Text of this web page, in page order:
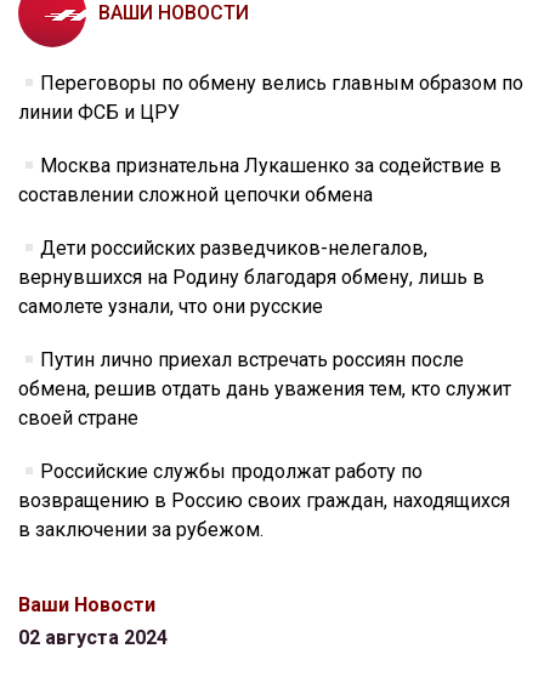
ВАШИ НОВОСТИ
Переговоры по обмену велись главным образом по
линии ФСБ и ЦРУ
Москва признательна Лукашенко за содействие в
составлении сложной цепочки обмена
Дети российских разведчиков-нелегалов,
вернувшихся на Родину благодаря обмену, лишь в
самолете узнали, что они русские
Путин лично приехал встречать россиян после
обмена, решив отдать дань уважения тем, кто служит
своей стране
Российские службы продолжат работу по
возвращению в Россию своих граждан, находящихся
в заключении за рубежом.
Ваши Новости
02 августа 2024